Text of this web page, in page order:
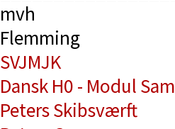
mvh
Flemming
SVJMJK
Dansk H0 - Modul
Peters Skibsværft